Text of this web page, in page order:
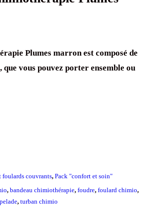
Plumes marron est composé de
vous pouvez porter ensemble ou
foulards couvrants,Pack "confort et soin"
,bandeau chimiothérapie,foudre,foulard chimio,
pelade,turban chimio